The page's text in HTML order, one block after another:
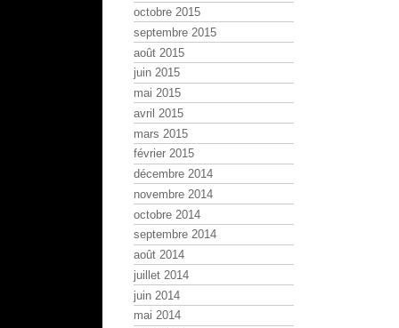
octobre 2015
septembre 2015
août 2015
juin 2015
mai 2015
avril 2015
mars 2015
février 2015
décembre 2014
novembre 2014
octobre 2014
septembre 2014
août 2014
juillet 2014
juin 2014
mai 2014